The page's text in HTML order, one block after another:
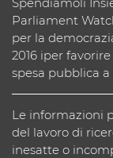
Parliament
per la
2016 iper
spesa pubblica a
Le informazioni
del lavoro di
inesatte o